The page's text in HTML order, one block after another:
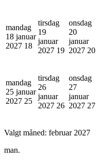
mandag
18 januar
2027 18
tirsdag
19
januar
2027 19
onsdag
20
januar
2027 20
mandag
25 januar
2027 25
tirsdag
26
januar
2027 26
onsdag
27
januar
2027 27
Valgt måned: februar 2027
man.